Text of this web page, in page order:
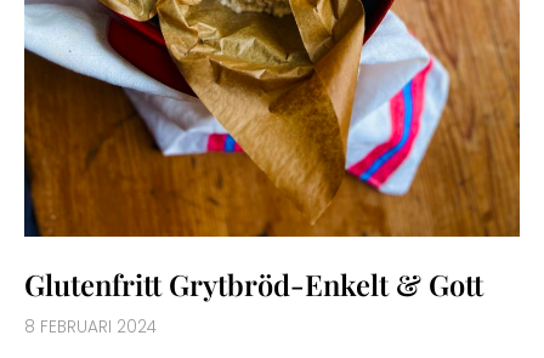
Glutenfritt Grytbröd-Enkelt & Gott
8 FEBRUARI 2024